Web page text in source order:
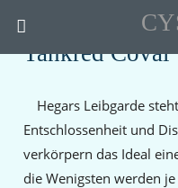
Tankred Coval
Hegars Leibgarde
Entschlossenheit und
verkörpern das Ideal
die Wenigsten werden